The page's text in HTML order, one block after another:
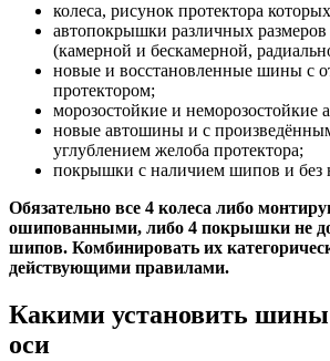
колеса, рисунок протектора
автопокрышки различных
(камерной и бескамерной,
новые и восстановленные шины с
протектором;
морозостойкие и неморозостойкие
новые автошины и с
углублением желоба протектора;
покрышки с наличием шипов и без
Обязательно все 4 колеса либо
ошипованными, либо 4 покрышки не
шипов. Комбинировать их
действующими правилами.
Какими установить шины
оси